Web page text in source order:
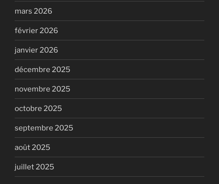
mars 2026
février 2026
janvier 2026
décembre 2025
novembre 2025
octobre 2025
septembre 2025
août 2025
juillet 2025